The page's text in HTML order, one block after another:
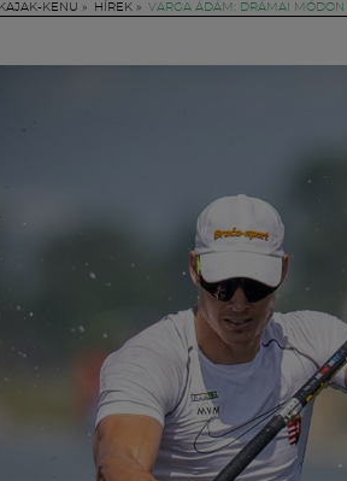
KAJAK-KENU » HÍREK » VARGA ÁDÁM: DRÁMAI